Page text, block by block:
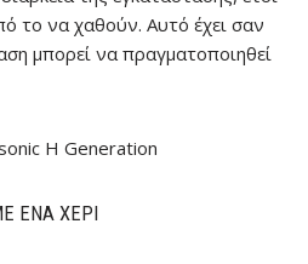
το να χαθούν. Αυτό έχει σαν
μπορεί να πραγματοποιηθεί
ΈΝΑ ΧΈΡΙ